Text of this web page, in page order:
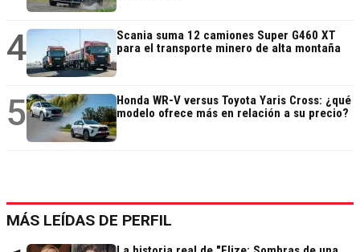
4
Scania suma 12 camiones Super G460 XT
para el transporte minero de alta montaña
5
Honda WR-V versus Toyota Yaris Cross: ¿qué
modelo ofrece más en relación a su precio?
MÁS LEÍDAS DE PERFIL